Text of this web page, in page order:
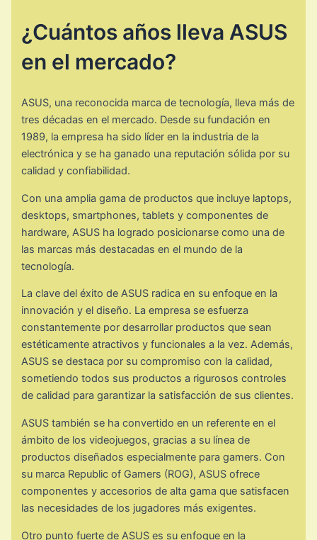
¿Cuántos años lleva ASUS
en el mercado?
ASUS, una reconocida marca de tecnología, lleva más de
tres décadas en el mercado. Desde su fundación en
1989, la empresa ha sido líder en la industria de la
electrónica y se ha ganado una reputación sólida por su
calidad y confiabilidad.
Con una amplia gama de productos que incluye laptops,
desktops, smartphones, tablets y componentes de
hardware, ASUS ha logrado posicionarse como una de
las marcas más destacadas en el mundo de la
tecnología.
La clave del éxito de ASUS radica en su enfoque en la
innovación y el diseño. La empresa se esfuerza
constantemente por desarrollar productos que sean
estéticamente atractivos y funcionales a la vez. Además,
ASUS se destaca por su compromiso con la calidad,
sometiendo todos sus productos a rigurosos controles
de calidad para garantizar la satisfacción de sus clientes.
ASUS también se ha convertido en un referente en el
ámbito de los videojuegos, gracias a su línea de
productos diseñados especialmente para gamers. Con
su marca Republic of Gamers (ROG), ASUS ofrece
componentes y accesorios de alta gama que satisfacen
las necesidades de los jugadores más exigentes.
Otro punto fuerte de ASUS es su enfoque en la